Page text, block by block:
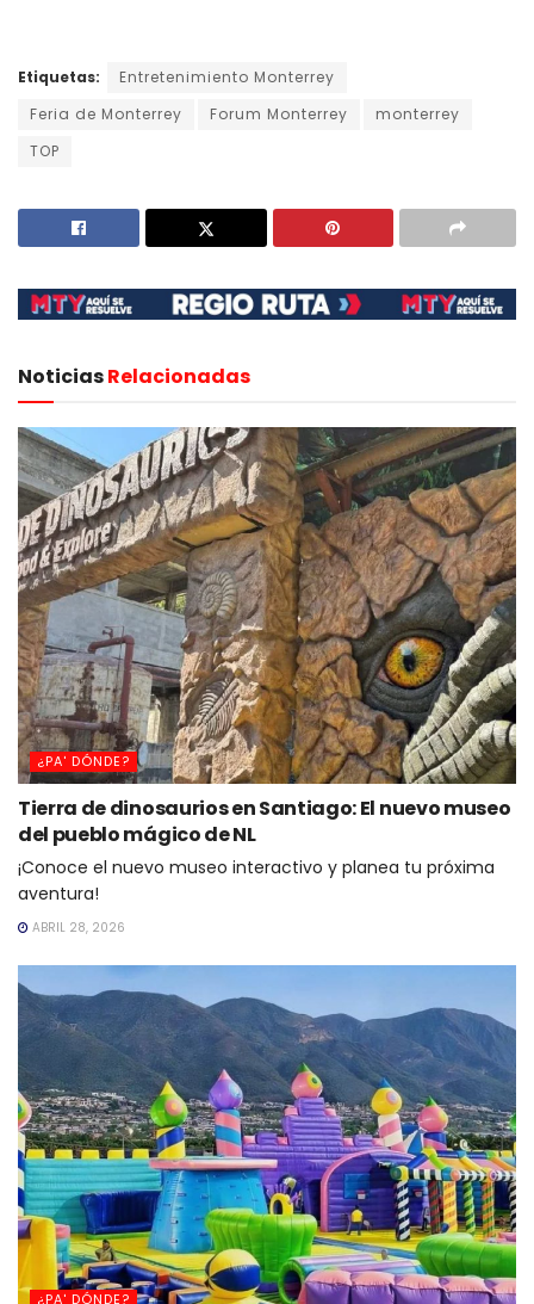
Etiquetas:
Entretenimiento Monterrey
Feria de Monterrey
Forum Monterrey
monterrey
TOP
NoticiasRelacionadas
¿PA' DÓNDE?
Tierra de dinosaurios en Santiago: El nuevo museo
del pueblo mágico de NL
¡Conoce el nuevo museo interactivo y planea tu próxima
aventura!
ABRIL 28, 2026
¿PA' DÓNDE?